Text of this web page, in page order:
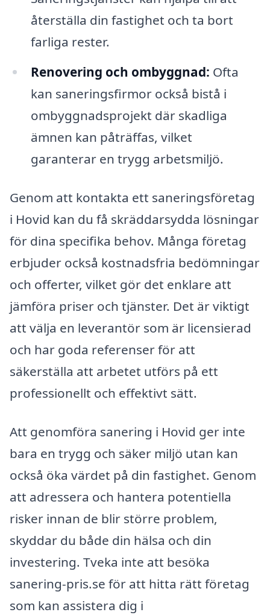
återställa din fastighet och ta bort
farliga rester.
Renovering och ombyggnad: Ofta
kan saneringsfirmor också bistå i
ombyggnadsprojekt där skadliga
ämnen kan påträffas, vilket
garanterar en trygg arbetsmiljö.
Genom att kontakta ett saneringsföretag
i Hovid kan du få skräddarsydda lösningar
för dina specifika behov. Många företag
erbjuder också kostnadsfria bedömningar
och offerter, vilket gör det enklare att
jämföra priser och tjänster. Det är viktigt
att välja en leverantör som är licensierad
och har goda referenser för att
säkerställa att arbetet utförs på ett
professionellt och effektivt sätt.
Att genomföra sanering i Hovid ger inte
bara en trygg och säker miljö utan kan
också öka värdet på din fastighet. Genom
att adressera och hantera potentiella
risker innan de blir större problem,
skyddar du både din hälsa och din
investering. Tveka inte att besöka
sanering-pris.se för att hitta rätt företag
som kan assistera dig i